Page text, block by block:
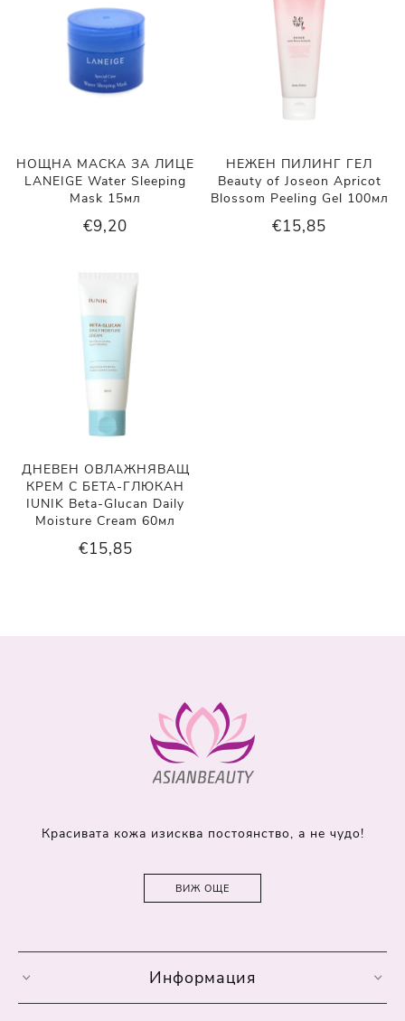
НОЩНА МАСКА ЗА ЛИЦЕ
LANEIGE Water Sleeping
Mask 15мл
€9,20
НЕЖЕН ПИЛИНГ ГЕЛ
Beauty of Joseon Apricot
Blossom Peeling Gel 100мл
€15,85
ДНЕВЕН ОВЛАЖНЯВАЩ
КРЕМ С БЕТА-ГЛЮКАН
IUNIK Beta-Glucan Daily
Moisture Cream 60мл
€15,85
Красивата кожа изисква постоянство, а не чудо!
ВИЖ ОЩЕ
Информация